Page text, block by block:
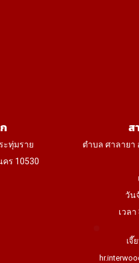
ะทุ่มราย
คร 10530
ส
ตำบล ศาลาย
วัน
เวล
เจี๊